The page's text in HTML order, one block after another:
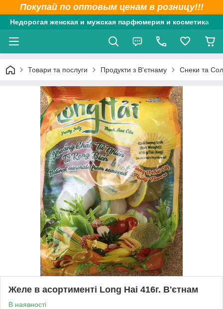
Покупай по оптовым ценам в розницу!!!
Недорогая женская и мужская парфюмерия и косметика
Товари та послуги Продукти з В'єтнаму Снеки та
Желе в асортименті Long Hai 416г. В'єтнам
В наявності